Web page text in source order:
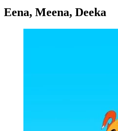
Eena, Meena, Deeka